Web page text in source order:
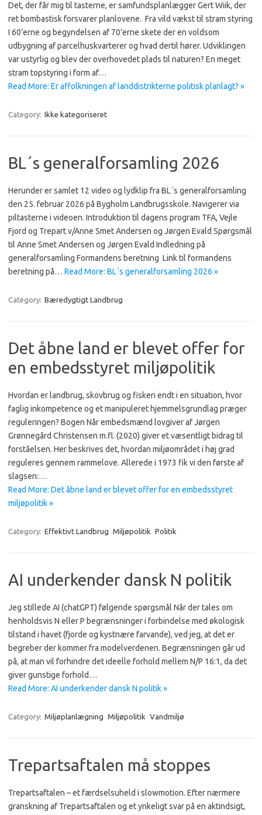
Det, der får mig til tasterne, er samfundsplanlægger Gert Wiik, der
ret bombastisk forsvarer planlovene. Fra vild vækst til stram styring
I 60’erne og begyndelsen af 70’erne skete der en voldsom
udbygning af parcelhuskvarterer og hvad dertil hører. Udviklingen
var ustyrlig og blev der overhovedet plads til naturen? En meget
stram topstyring i form af…
Read More: Er affolkningen af landdistrikterne politisk planlagt? »
Category: Ikke kategoriseret
BL´s generalforsamling 2026
Herunder er samlet 12 video og lydklip fra BL´s generalforsamling
den 25. februar 2026 på Bygholm Landbrugsskole. Navigerer via
piltasterne i videoen. Introduktion til dagens program TFA, Vejle
Fjord og Trepart v/Anne Smet Andersen og Jørgen Evald Spørgsmål
til Anne Smet Andersen og Jørgen Evald Indledning på
generalforsamling Formandens beretning Link til formandens
beretning på… Read More: BL´s generalforsamling 2026 »
Category: Bæredygtigt Landbrug
Det åbne land er blevet offer for
en embedsstyret miljøpolitik
Hvordan er landbrug, skovbrug og fiskeri endt i en situation, hvor
faglig inkompetence og et manipuleret hjemmelsgrundlag præger
reguleringen? Bogen Når embedsmænd lovgiver af Jørgen
Grønnegård Christensen m.fl. (2020) giver et væsentligt bidrag til
forståelsen. Her beskrives det, hvordan miljøområdet i høj grad
reguleres gennem rammelove. Allerede i 1973 fik vi den første af
slagsen:…
Read More: Det åbne land er blevet offer for en embedsstyret
miljøpolitik »
Category: Effektivt Landbrug Miljøpolitik Politik
AI underkender dansk N politik
Jeg stillede AI (chatGPT) følgende spørgsmål Når der tales om
henholdsvis N eller P begrænsninger i forbindelse med økologisk
tilstand i havet (fjorde og kystnære farvande), ved jeg, at det er
begreber der kommer fra modelverdenen. Begrænsningen går ud
på, at man vil forhindre det ideelle forhold mellem N/P 16:1, da det
giver gunstige forhold…
Read More: AI underkender dansk N politik »
Category: Miljøplanlægning Miljøpolitik Vandmiljø
Trepartsaftalen må stoppes
Trepartsaftalen – et færdselsuheld i slowmotion. Efter nærmere
granskning af Trepartsaftalen og et ynkeligt svar på en aktindsigt,